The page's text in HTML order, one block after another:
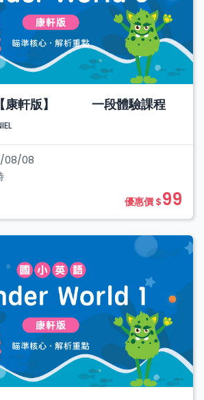
【康軒版】 一段體驗課程
08/08
優惠價 $99